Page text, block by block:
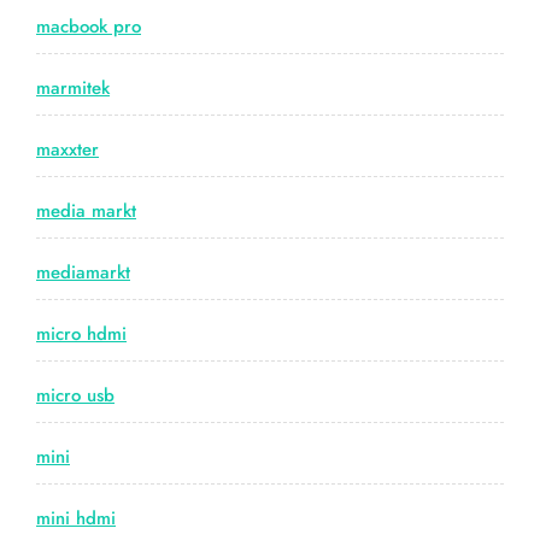
macbook pro
marmitek
maxxter
media markt
mediamarkt
micro hdmi
micro usb
mini
mini hdmi